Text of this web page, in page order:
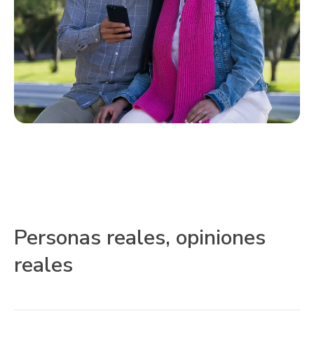
Personas reales, opiniones
reales